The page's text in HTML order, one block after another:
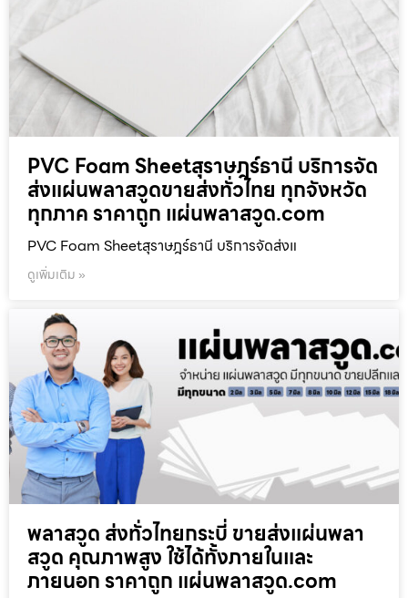
PVC Foam Sheetสุราษฎร์ธานี บริการจัด
ส่งแผ่นพลาสวูดขายส่งทั่วไทย ทุกจังหวัด
ทุกภาค ราคาถูก แผ่นพลาสวูด.com
PVC Foam Sheetสุราษฎร์ธานี บริการจัดส่งแ
ดูเพิ่มเติม »
พลาสวูด ส่งทั่วไทยกระบี่ ขายส่งแผ่นพลา
สวูด คุณภาพสูง ใช้ได้ทั้งภายในและ
ภายนอก ราคาถูก แผ่นพลาสวูด.com